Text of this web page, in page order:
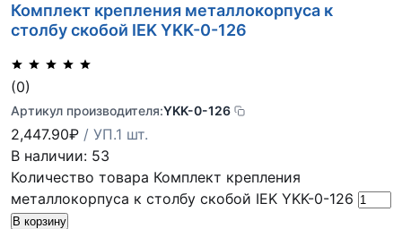
Комплект крепления металлокорпуса к
столбу скобой IEK YKK-0-126
(0)
Артикул производителя:YKK-0-126
2,447.90₽ / УП.1 шт.
В наличии: 53
Количество товара Комплект крепления
металлокорпуса к столбу скобой IEK YKK-0-126
В корзину